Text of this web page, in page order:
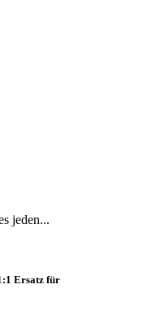
jeden...
Ersatz für